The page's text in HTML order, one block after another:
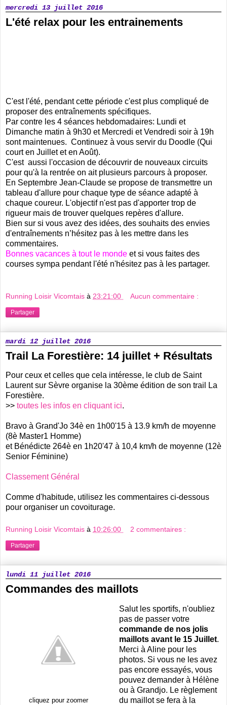
mercredi 13 juillet 2016
L'été relax pour les entrainements
C'est l'été, pendant cette période c'est plus compliqué de
proposer des entraînements spécifiques.
Par contre les 4 séances hebdomadaires: Lundi et
Dimanche matin à 9h30 et Mercredi et Vendredi soir à 19h
sont maintenues. Continuez à vous servir du Doodle (Qui
court en Juillet et en Août).
C'est aussi l'occasion de découvrir de nouveaux circuits
pour qu'à la rentrée on ait plusieurs parcours à proposer.
En Septembre Jean-Claude se propose de transmettre un
tableau d'allure pour chaque type de séance adapté à
chaque coureur. L'objectif n'est pas d'apporter trop de
rigueur mais de trouver quelques repères d'allure.
Bien sur si vous avez des idées, des souhaits des envies
d'entraînements n’hésitez pas à les mettre dans les
commentaires.
Bonnes vacances à tout le monde et si vous faites des
courses sympa pendant l'été n'hésitez pas à les partager.
Running Loisir Vicomtais à 23:21:00 Aucun commentaire :
Partager
mardi 12 juillet 2016
Trail La Forestière: 14 juillet + Résultats
Pour ceux et celles que cela intéresse, le club de Saint
Laurent sur Sèvre organise la 30ème édition de son trail La
Forestière.
>> toutes les infos en cliquant ici.
Bravo à Grand'Jo 34è en 1h00'15 à 13.9 km/h de moyenne
(8è Master1 Homme)
et Bénédicte 264è en 1h20'47 à 10,4 km/h de moyenne (12è
Senior Féminine)
Classement Général
Comme d'habitude, utilisez les commentaires ci-dessous
pour organiser un covoiturage.
Running Loisir Vicomtais à 10:26:00 2 commentaires :
Partager
lundi 11 juillet 2016
Commandes des maillots
cliquez pour zoomer
Salut les sportifs, n'oubliez
pas de passer votre
commande de nos jolis
maillots avant le 15 Juillet.
Merci à Aline pour les
photos. Si vous ne les avez
pas encore essayés, vous
pouvez demander à Hélène
ou à Grandjo. Le règlement
du maillot se fera à la